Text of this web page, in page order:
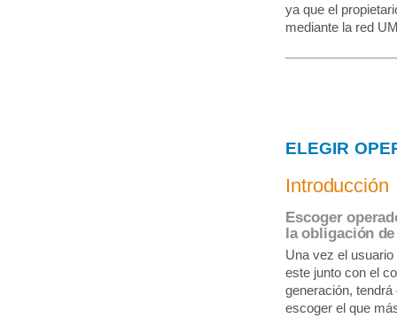
ya que el
mediante la red
ELEGIR
Introducción
Escoger
la obligación
Una vez el
este junto con el
generación, tendrá
escoger el que